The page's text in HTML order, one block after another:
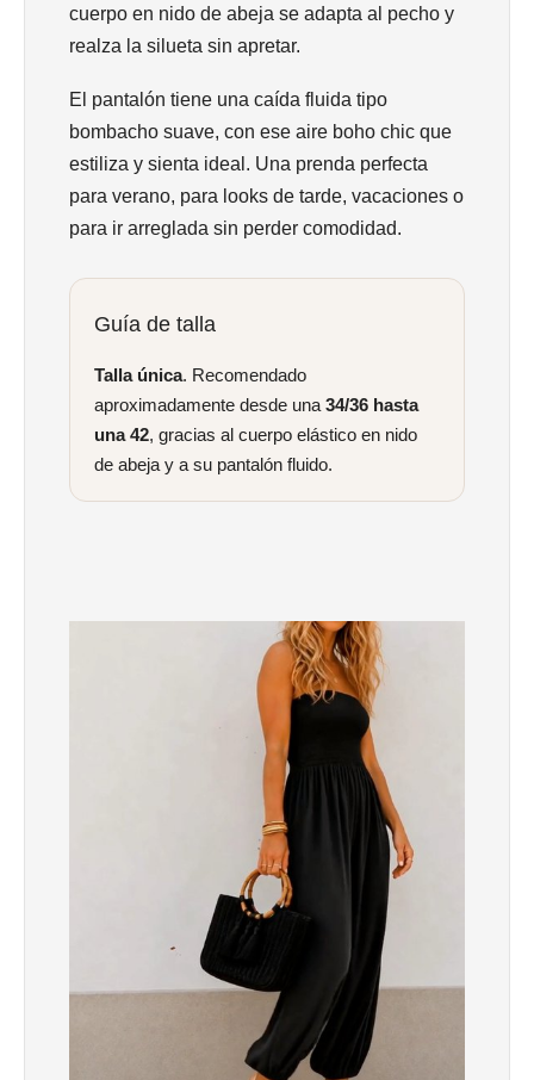
cuerpo en nido de abeja se adapta al pecho y
realza la silueta sin apretar.
El pantalón tiene una caída fluida tipo
bombacho suave, con ese aire boho chic que
estiliza y sienta ideal. Una prenda perfecta
para verano, para looks de tarde, vacaciones o
para ir arreglada sin perder comodidad.
Guía de talla
Talla única. Recomendado
aproximadamente desde una 34/36 hasta
una 42, gracias al cuerpo elástico en nido
de abeja y a su pantalón fluido.